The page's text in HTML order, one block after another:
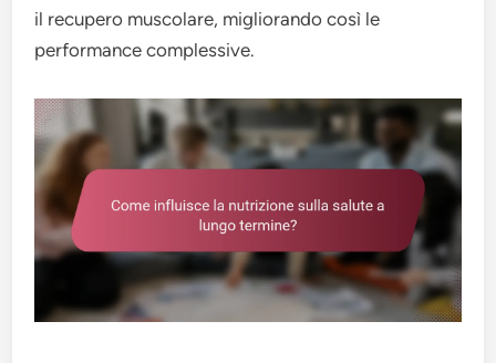
il recupero muscolare, migliorando così le
performance complessive.